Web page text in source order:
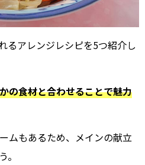
るアレンジレシピを5つ紹介し
の食材と合わせることで魅力
ムもあるため、メインの献立